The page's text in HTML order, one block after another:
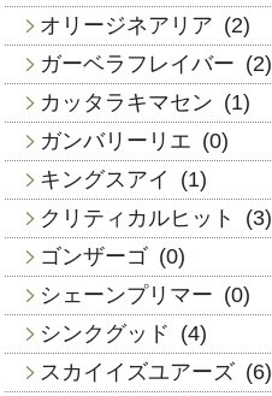
オリージネアリア (2)
ガーベラフレイバー (2)
カッタラキマセン (1)
ガンバリーリエ (0)
キングスアイ
(1)
クリティカルヒット
(3)
ゴンザーゴ (0)
シェーンプリマー (0)
シンクグッド (4)
スカイイズユアーズ (6)